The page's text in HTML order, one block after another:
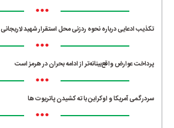
•••
تکذیب ادعایی درباره نحوه ردزنی محل استقرار شهید لاریجانی
•••
پرداخت عوارض واقع‌بینانه‌تر از ادامه بحران در هرمز است
•••
سردرگمی آمریکا و اوکراین با ته کشیدن پاتریوت ها
•••